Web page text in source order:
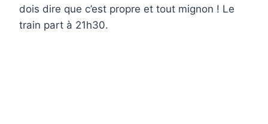
dois dire que c’est propre et tout mignon ! Le
train part à 21h30.